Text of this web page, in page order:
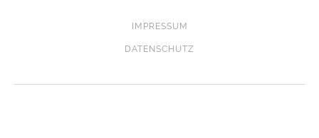
IMPRESSUM
DATENSCHUTZ